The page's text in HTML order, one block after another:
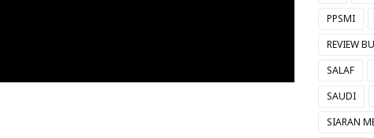
PPSMI
REVIEW
SALAF
SAUDI
SIARAN